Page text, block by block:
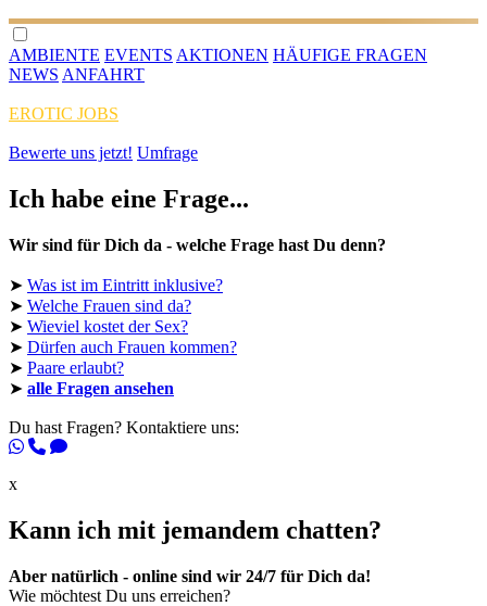
AMBIENTE EVENTS AKTIONEN HÄUFIGE FRAGEN
NEWS ANFAHRT
EROTIC JOBS
Bewerte uns jetzt! Umfrage
Ich habe eine Frage...
Wir sind für Dich da - welche Frage hast Du denn?
➤ Was ist im Eintritt inklusive?
➤ Welche Frauen sind da?
➤ Wieviel kostet der Sex?
➤ Dürfen auch Frauen kommen?
➤ Paare erlaubt?
➤ alle Fragen ansehen
Du hast Fragen? Kontaktiere uns:
x
Kann ich mit jemandem chatten?
Aber natürlich - online sind wir 24/7 für Dich da!
Wie möchtest Du uns erreichen?